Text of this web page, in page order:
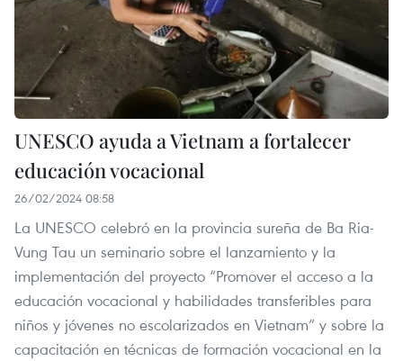
UNESCO ayuda a Vietnam a fortalecer
educación vocacional
26/02/2024 08:58
La UNESCO celebró en la provincia sureña de Ba Ria-
Vung Tau un seminario sobre el lanzamiento y la
implementación del proyecto “Promover el acceso a la
educación vocacional y habilidades transferibles para
niños y jóvenes no escolarizados en Vietnam” y sobre la
capacitación en técnicas de formación vocacional en la